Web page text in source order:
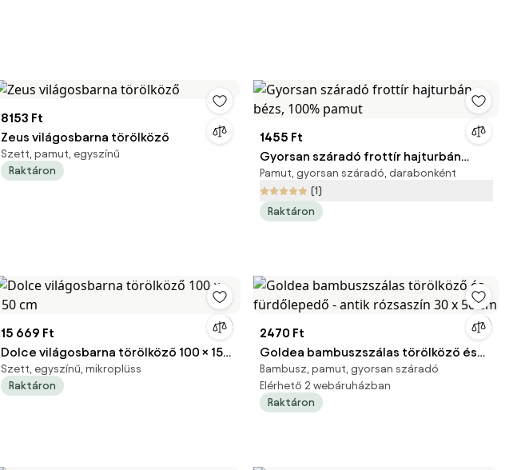
8153 Ft
Zeus világosbarna törölköző
Szett, pamut, egyszínű
Raktáron
1455 Ft
Gyorsan száradó frottír hajturbán
bézs, 100% pamut
Pamut, gyorsan száradó, darabonként
(1)
Raktáron
15 669 Ft
Dolce világosbarna törölköző 100 × 150
cm
Szett, egyszínű, mikroplüss
Raktáron
2470 Ft
Goldea bambuszszálas törölköző és
fürdőlepedő - antik rózsaszín 30 x 50
cm
Bambusz, pamut, gyorsan száradó
Elérhető 2 webáruházban
Raktáron